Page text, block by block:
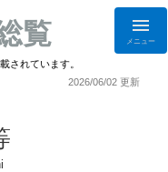
覧
されています。
メニュー
2026/06/02 更新